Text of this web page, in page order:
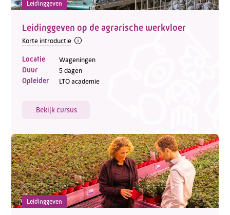
Leidinggeven
Leidinggeven op de agrarische werkvloer
Korte introductie
Locatie Wageningen
Duur 5 dagen
Opleider LTO academie
Bekijk cursus
Leidinggeven